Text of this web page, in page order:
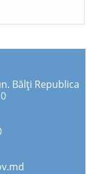
Bălți Republica